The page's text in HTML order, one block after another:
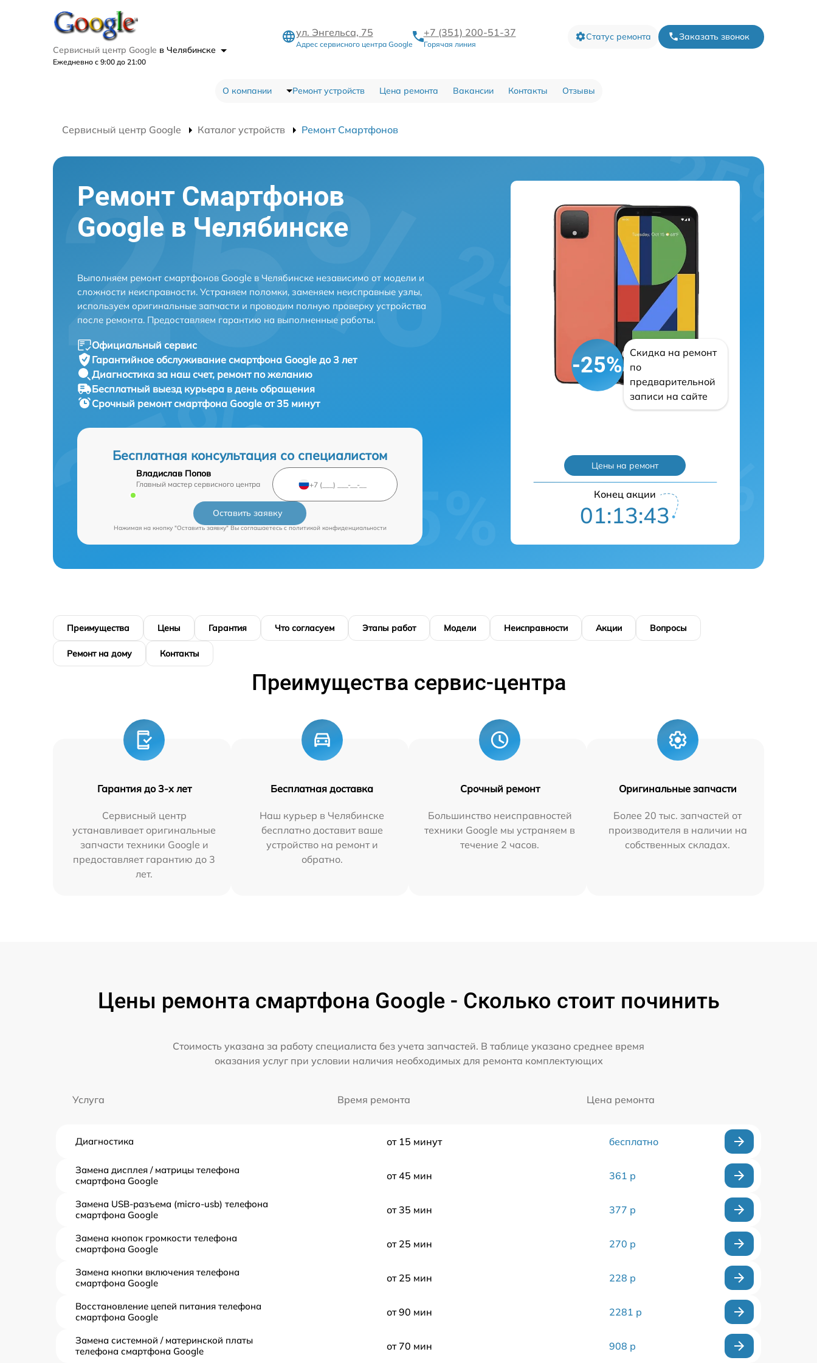
Сервисный центр Google в Челябинске
Ежедневно с 9:00 до 21:00
ул. Энгельса, 75
Адрес сервисного центра Google
+7 (351) 200-51-37
Горячая линия
Статус ремонта Заказать звонок
О компании Ремонт устройств Цена ремонта Вакансии Контакты Отзывы
Сервисный центр Google Каталог устройств Ремонт Смартфонов
Ремонт Смартфонов
Google в Челябинске
Выполняем ремонт смартфонов Google в Челябинске независимо от модели и
сложности неисправности. Устраняем поломки, заменяем неисправные узлы,
используем оригинальные запчасти и проводим полную проверку устройства
после ремонта. Предоставляем гарантию на выполненные работы.
Официальный сервис
Гарантийное обслуживание смартфона Google до 3 лет
Диагностика за наш счет, ремонт по желанию
Бесплатный выезд курьера в день обращения
Срочный ремонтсмартфона Google от 35 минут
Бесплатная консультация со специалистом
Владислав Попов
Главный мастер сервисного центра
Оставить заявку
Нажимая на кнопку "Оставить заявку" Вы соглашаетесь c политикой конфиденциальности
-25%
Скидка на ремонт
по
предварительной
записи на сайте
Цены на ремонт
Конец акции
01:13:42
Преимущества Цены Гарантия Что согласуем Этапы работ Модели Неисправности Акции Вопросы
Ремонт на дому Контакты
Преимущества сервис-центра
Гарантия до 3-х лет
Сервисный центр
устанавливает оригинальные
запчасти техники Google и
предоставляет гарантию до 3
лет.
Бесплатная доставка
Наш курьер в Челябинске
бесплатно доставит ваше
устройство на ремонт и
обратно.
Срочный ремонт
Большинство неисправностей
техники Google мы устраняем в
течение 2 часов.
Оригинальные запчасти
Более 20 тыс. запчастей от
производителя в наличии на
собственных складах.
Цены ремонта смартфона Google - Сколько стоит починить
Стоимость указана за работу специалиста без учета запчастей. В таблице указано среднее время
оказания услуг при условии наличия необходимых для ремонта комплектующих
Услуга Время ремонта Цена ремонта
Диагностика от 15 минут бесплатно
Замена дисплея / матрицы телефона
смартфона Google
от 45 мин 361 р
Замена USB-разъема (micro-usb) телефона
смартфона Google
от 35 мин 377 р
Замена кнопок громкости телефона
смартфона Google
от 25 мин 270 р
Замена кнопки включения телефона
смартфона Google
от 25 мин 228 р
Восстановление цепей питания телефона
смартфона Google
от 90 мин 2281 р
Замена системной / материнской платы
телефона смартфона Google
от 70 мин 908 р